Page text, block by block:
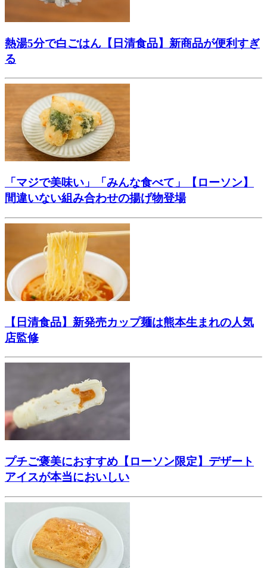
熱湯5分で白ごはん【日清食品】新商品が便利すぎ
る
「マジで美味い」「みんな食べて」【ローソン】
間違いない組み合わせの揚げ物登場
【日清食品】新発売カップ麺は熊本生まれの人気
店監修
プチご褒美におすすめ【ローソン限定】デザート
アイスが本当においしい